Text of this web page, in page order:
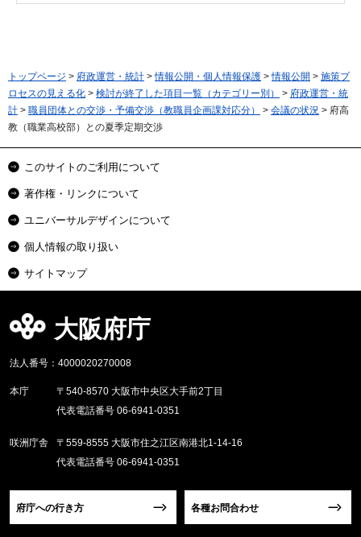
トップページ > 府政運営・統計 >情報公開・個人情報保護 >情報公開 > 施策プ
ロセスの見える化 > 検討が終了した項目一覧（カテゴリー別） > 府政運営・統
計 > 職員団体との交渉・予備交渉（教職員企画課対応分） > 会議の状況 > 府高
教（職業高校部）との夏季定期交渉
このサイトのご利用について
著作権・リンクについて
ユニバーサルデザインについて
個人情報の取り扱い
サイトマップ
大阪府庁
法人番号：4000020270008
本庁
〒540-8570 大阪市中央区大手前2丁目
代表電話番号 06-6941-0351
咲洲庁舎
〒559-8555 大阪市住之江区南港北1-14-16
代表電話番号 06-6941-0351
府庁への行き方 各種お問合わせ